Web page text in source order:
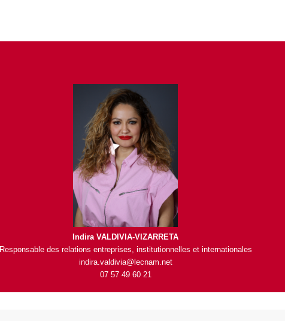
Indira VALDIVIA-VIZARRETA
Responsable des relations entreprises, institutionnelles et internationales
indira.valdivia@lecnam.net
07 57 49 60 21